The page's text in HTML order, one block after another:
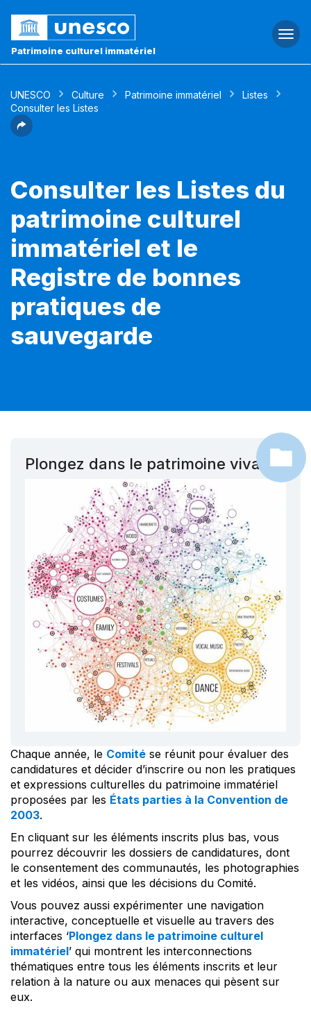
Patrimoine culturel immatériel
UNESCO Culture Patrimoine immatériel
Listes
Consulter les Listes
Consulter les Listes du
patrimoine culturel
immatériel et le
Registre de bonnes
pratiques de
sauvegarde
Plongez dans le patrimoine vivant !
Chaque année, le Comité se réunit pour évaluer des
candidatures et décider d’inscrire ou non les pratiques
et expressions culturelles du patrimoine immatériel
proposées par les États parties à la Convention de
2003.
En cliquant sur les éléments inscrits plus bas, vous
pourrez découvrir les dossiers de candidatures, dont
le consentement des communautés, les photographies
et les vidéos, ainsi que les décisions du Comité.
Vous pouvez aussi expérimenter une navigation
interactive, conceptuelle et visuelle au travers des
interfaces ‘Plongez dans le patrimoine culturel
immatériel’ qui montrent les interconnections
thématiques entre tous les éléments inscrits et leur
relation à la nature ou aux menaces qui pèsent sur
eux.